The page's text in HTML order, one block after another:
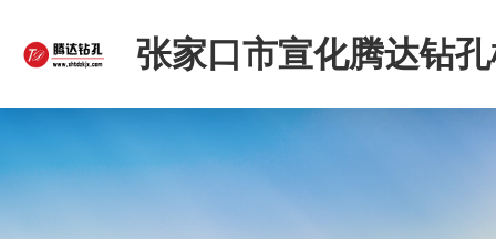
张家口市宣化腾达钻
限公司